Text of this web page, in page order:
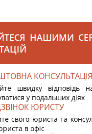
НАШИМИ
КОНСУЛЬТАЦІЯ
швидку
у подальших діях
ЮРИСТУ
свого юриста та
в офіс